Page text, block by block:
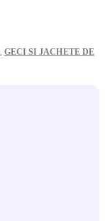
GECI SI JACHETE DE